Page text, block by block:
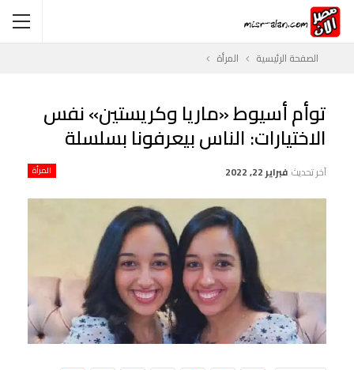
الصفحة الرئيسية المرأة
توأم أسيوط «ماريا وكريستين» نفس
الاختيارات: الناس بيعرفونا بسلسلة
المرأة آخر تحديث فبراير 22, 2022